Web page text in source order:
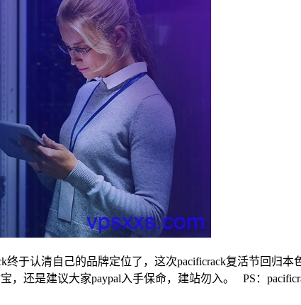
于认清自己的品牌定位了，这次pacificrack复活节回归
，还是建议大家paypal入手保命，建站勿入。 PS：